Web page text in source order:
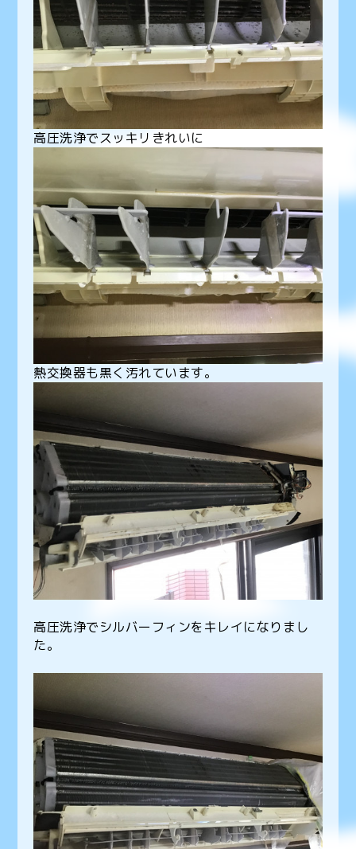
高圧洗浄でスッキリきれいに
熱交換器も黒く汚れています。
高圧洗浄でシルバーフィンをキレイになりまし
た。